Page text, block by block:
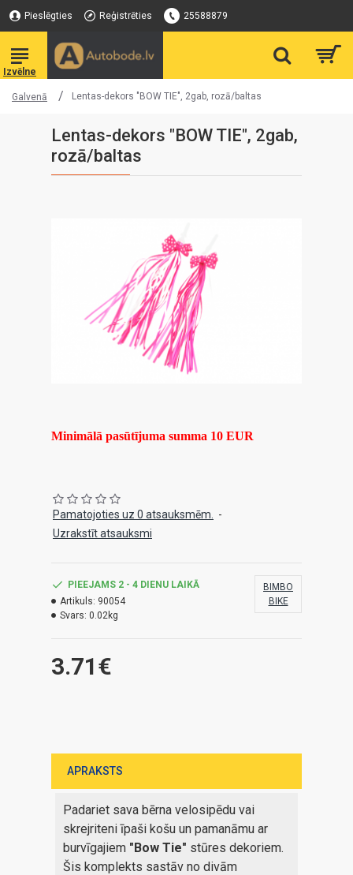
Pieslēgties Reģistrēties 25588879
Galvenā Lentas-dekors "BOW TIE", 2gab, rozā/baltas
Lentas-dekors "BOW TIE", 2gab,
rozā/baltas
Minimālā pasūtījuma summa 10 EUR
Pamatojoties uz 0 atsauksmēm.
-
Uzrakstīt atsauksmi
3.71€
PIEEJAMS 2 - 4 DIENU LAIKĀ
Artikuls: 90054
Svars: 0.02kg
BIMBO
BIKE
APRAKSTS
Padariet sava bērna velosipēdu vai
skrejriteni īpaši košu un pamanāmu ar
burvīgajiem "Bow Tie" stūres dekoriem.
Šis komplekts sastāv no divām